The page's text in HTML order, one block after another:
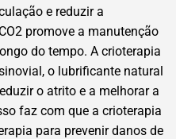
e reduzir a
promove a manutenção
do tempo. A crioterapia
o lubrificante natural
o atrito e a melhorar a
faz com que a crioterapia
para prevenir danos de